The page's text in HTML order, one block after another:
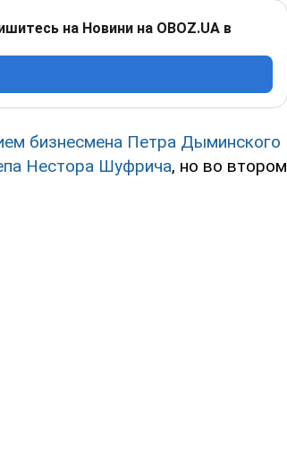
на Новини на OBOZ.UA в
бизнесмена Петра Дыминского
Нестора Шуфрича, но во втором